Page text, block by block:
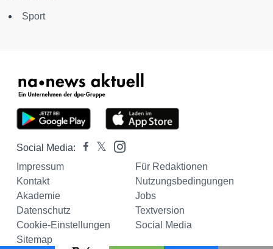
Sport
Social Media:
Impressum
Für Redaktionen
Kontakt
Nutzungsbedingungen
Akademie
Jobs
Datenschutz
Textversion
Cookie-Einstellungen
Social Media
Sitemap